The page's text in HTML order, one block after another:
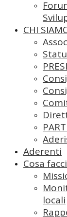
CHI
Aderenti
Cosa
locali